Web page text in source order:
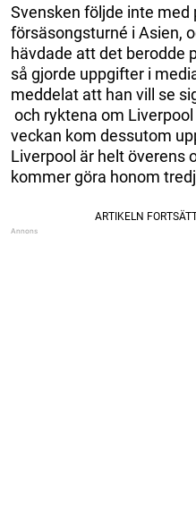
Svensken följde inte med
försäsongsturné i Asien,
hävdade att det berodde
så gjorde uppgifter i
meddelat att han vill se
och ryktena om
veckan kom dessutom
Liverpool är helt överens
kommer göra honom